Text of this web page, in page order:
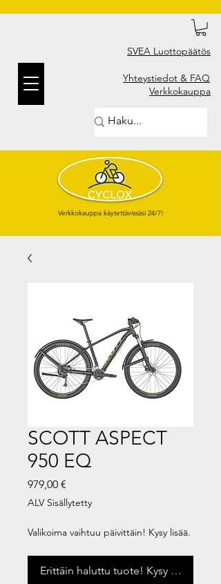
SVEA Luottopäätös
Yhteystiedot & FAQ
Verkkokauppa
Verkkokauppa käytettävissäsi 24/7!
SCOTT ASPECT
950 EQ
979,00 €
ALV Sisällytetty
Valikoima vaihtuu päivittäin! Kysy lisää.
Erittäin haluttu tuote! Kysy saatavuus